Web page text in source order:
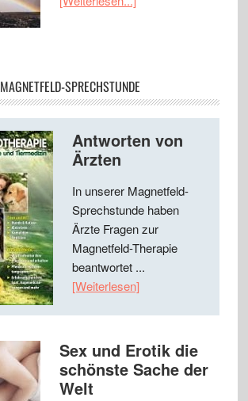
MAGNETFELD-SPRECHSTUNDE
Antworten von
Ärzten
In unserer Magnetfeld-
Sprechstunde haben
Ärzte Fragen zur
Magnetfeld-Therapie
beantwortet ...
[Weiterlesen]
Sex und Erotik die
schönste Sache der
Welt